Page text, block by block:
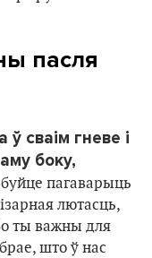
пасля
сваім гневе і
боку,
пагаварыць
лютасць,
ты важны для
што ў нас